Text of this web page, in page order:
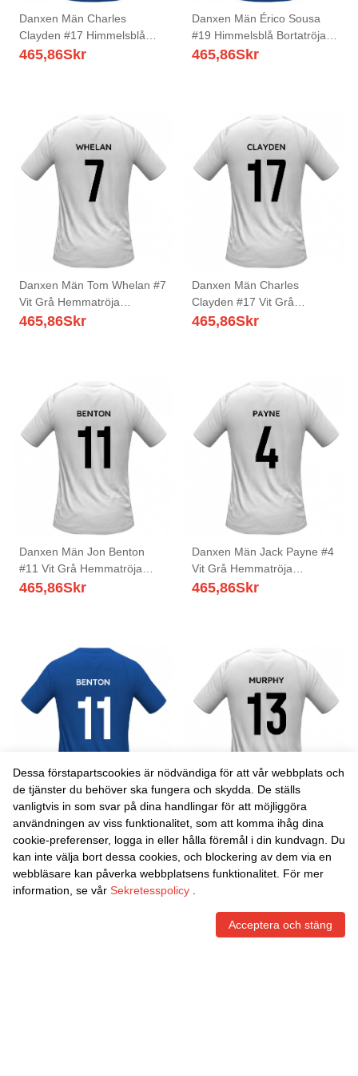
Danxen Män Charles
Clayden #17 Himmelsblå
Bortatröja Matchtröjor
465,86Skr
Danxen Män Érico Sousa
#19 Himmelsblå Bortatröja
Matchtröjor 2025/26 Tröjor
465,86Skr
Danxen Män Tom Whelan #7
Vit Grå Hemmatröja
Matchtröjor 2025/26 Tröjor
465,86Skr
Danxen Män Charles
Clayden #17 Vit Grå
Hemmatröja Matchtröjor
465,86Skr
Danxen Män Jon Benton
#11 Vit Grå Hemmatröja
Matchtröjor 2025/26 Tröjor
465,86Skr
Danxen Män Jack Payne #4
Vit Grå Hemmatröja
Matchtröjor 2025/26 Tröjor
465,86Skr
Danxen Män Jon Benton
#11 Himmelsblå Bortatröja
Matchtröjor 2025/26 Tröjor
T-Tröja
465,86Skr
Danxen Män Jude Murphy
#13 Vit Grå Hemmatröja
Matchtröjor 2025/26 Tröjor
T-Tröja
465,86Skr
Dessa förstapartscookies är nödvändiga för att vår webbplats och
de tjänster du behöver ska fungera och skydda. De ställs
vanligtvis in som svar på dina handlingar för att möjliggöra
användningen av viss funktionalitet, som att komma ihåg dina
cookie-preferenser, logga in eller hålla föremål i din kundvagn. Du
kan inte välja bort dessa cookies, och blockering av dem via en
webbläsare kan påverka webbplatsens funktionalitet. För mer
information, se vår Sekretesspolicy
Acceptera och stäng